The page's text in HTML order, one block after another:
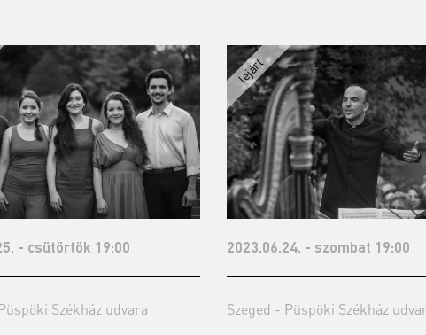
- csütörtök 19:00
Székház udvara
2023.06.24. - szombat 19:00
Szeged - Püspöki Székház